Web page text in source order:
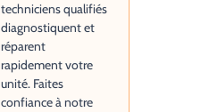
techniciens qualifiés
diagnostiquent et
réparent
rapidement votre
unité. Faites
confiance à notre